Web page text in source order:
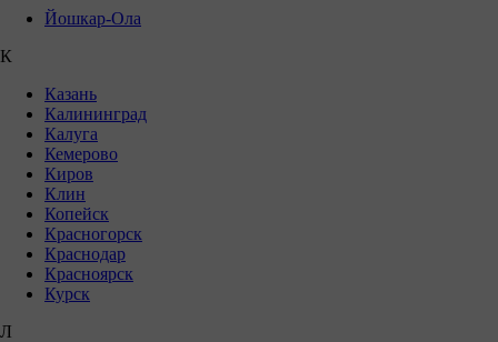
Йошкар-Ола
К
Казань
Калининград
Калуга
Кемерово
Киров
Клин
Копейск
Красногорск
Краснодар
Красноярск
Курск
Л